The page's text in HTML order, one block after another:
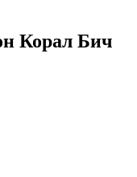
Корал Бич